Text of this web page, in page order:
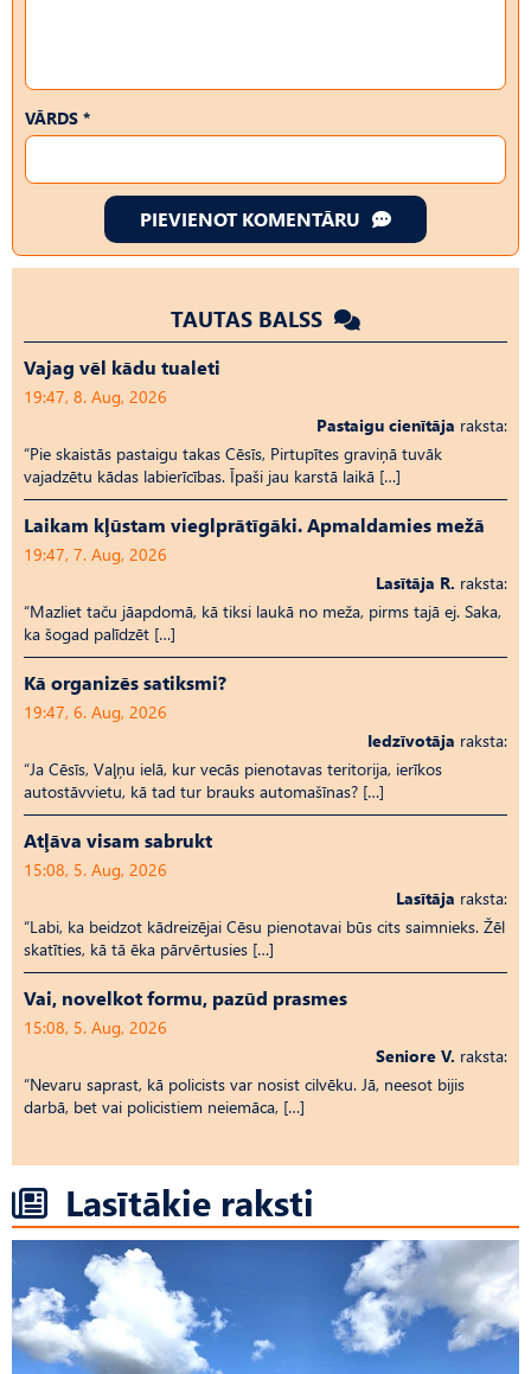
VĀRDS *
PIEVIENOT KOMENTĀRU
TAUTAS BALSS
Vajag vēl kādu tualeti
19:47, 8. Aug, 2026
Pastaigu cienītāja raksta:
“Pie skaistās pastaigu takas Cēsīs, Pirtupītes graviņā tuvāk
vajadzētu kādas labierīcības. Īpaši jau karstā laikā […]
Laikam kļūstam vieglprātīgāki. Apmaldamies mežā
19:47, 7. Aug, 2026
Lasītāja R. raksta:
“Mazliet taču jāapdomā, kā tiksi laukā no meža, pirms tajā ej. Saka,
ka šogad palīdzēt […]
Kā organizēs satiksmi?
19:47, 6. Aug, 2026
Iedzīvotāja raksta:
“Ja Cēsīs, Vaļņu ielā, kur vecās pienotavas teritorija, ierīkos
autostāvvietu, kā tad tur brauks automašīnas? […]
Atļāva visam sabrukt
15:08, 5. Aug, 2026
Lasītāja raksta:
“Labi, ka beidzot kādreizējai Cēsu pienotavai būs cits saimnieks. Žēl
skatīties, kā tā ēka pārvērtusies […]
Vai, novelkot formu, pazūd prasmes
15:08, 5. Aug, 2026
Seniore V. raksta:
“Nevaru saprast, kā policists var nosist cilvēku. Jā, neesot bijis
darbā, bet vai policistiem neiemāca, […]
Lasītākie raksti